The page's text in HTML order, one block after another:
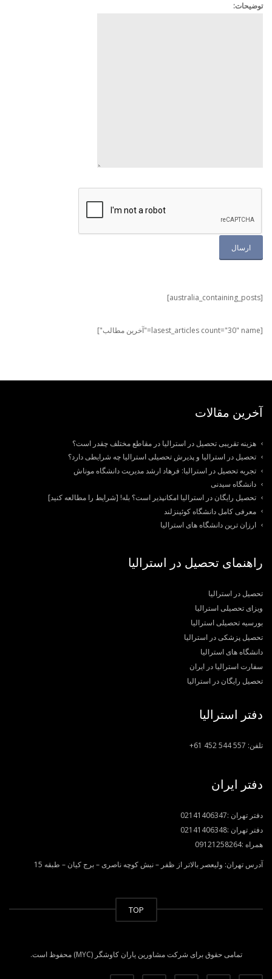
توضیحات:
[australia_containing_posts]
[lasest_articles count="30" name="آخرین مطالب"]
آخرین مقالات
هزینه تقریبی تحصیل در استرالیا در مقاطع مختلف چقدر است؟
تحصیل در استرالیا و پذیرش تحصیلی استرالیا چه شرایطی دارد؟
تجربه تحصیل در استرالیا: فرهاد ارشد مدیریت دانشگاه موناش
دانشگاه سیدنی
تحصیل رایگان در استرالیا امکانپذیر است؟ بله! [شرایط را مطالعه کنید]
معرفی کامل دانشگاه کوئینزلند
ارزان ترین دانشگاه های استرالیا
راهنمای تحصیل در استرالیا
تحصیل در استرالیا
ویزای تحصیلی استرالیا
بورسیه تحصیلی استرالیا
تحصیل پزشکی در استرالیا
دانشگاه های استرالیا
سفارت استرالیا در ایران
تحصیل رایگان در استرالیا
دفتر استرالیا
تلفن: +61 452 544 557
دفتر ایران
دفتر تهران :02141406347
دفتر تهران :02141406348
همراه :09121258264
آدرس تهران: ولیعصر بالاتر از ظفر – نبش کوچه ناصری – برج کیان – طبقه 15
TOP
تمامی حقوق برای شرکت مشاورین یاران کاوشگر (MYC) محفوظ است.